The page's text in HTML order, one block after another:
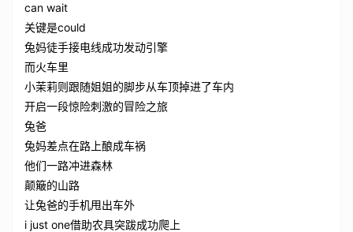
can wait
关键是could
兔妈徒手接电线成功发动引擎
而火车里
小茉莉则跟随姐姐的脚步从车顶掉进了车内
开启一段惊险刺激的冒险之旅
兔爸
兔妈差点在路上酿成车祸
他们一路冲进森林
颠簸的山路
让兔爸的手机甩出车外
i just one借助农具突跋成功爬上